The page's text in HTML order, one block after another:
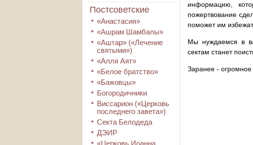
Постсоветские
«Анастасия»
«Ашрам Шамбалы»
«Аштар» («Лечение
святыми»)
«Алля Аят»
«Белое братство»
«Бажовцы»
Богородичники
Виссарион («Церковь
последнего завета»)
Секта Белодеда
ДЭИР
«Церковь Иоанна
информацию,
пожертвование
поможет им
Мы нуждаемся в
сектам станет
Заранее - огромное